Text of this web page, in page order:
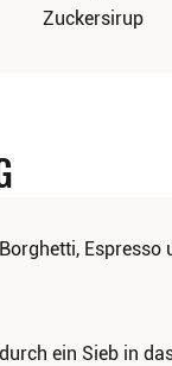
Zuckersirup
ein Sieb in